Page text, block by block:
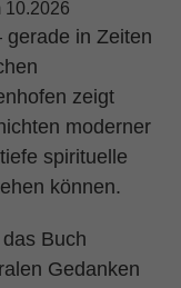
10.2026
gerade in Zeiten
zeigt
moderner
spirituelle
können.
Buch
Gedanken